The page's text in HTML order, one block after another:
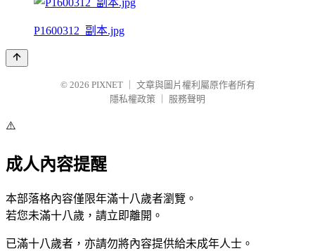
P1600312_副本.jpg
© 2026 PIXNET
文章與圖片權利屬原作者所有
隱私權政策
服務聲明
⚠️
成人內容提醒
本部落格內容僅限年滿十八歲者瀏覽。
若您未滿十八歲，請立即離開。
已滿十八歲者，亦請勿將內容提供給未成年人士。